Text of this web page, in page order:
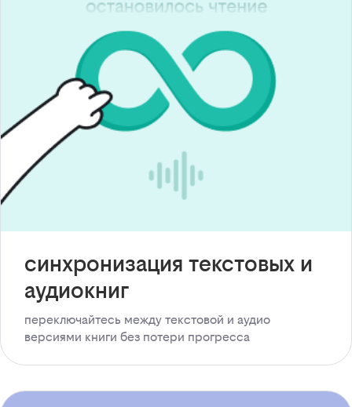
синхронизация текстовых и
аудиокниг
переключайтесь между текстовой и аудио
версиями книги без потери прогресса